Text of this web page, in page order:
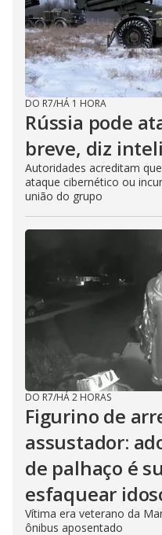
DO R7/HÁ 1 HORA
Rússia pode
breve, diz
Autoridades acreditam
ataque cibernético ou
união do grupo
DO R7/HÁ 2 HORAS
Figurino de
assustador:
de palhaço é
esfaquear
Vítima era veterano da
ônibus aposentado